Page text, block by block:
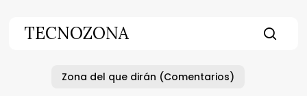
TECNOZONA
Zona del que dirán (Comentarios)